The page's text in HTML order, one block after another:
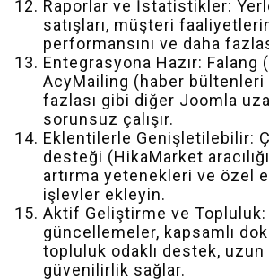
Raporlar ve İstatistikler:
satışları, müşteri
performansını ve daha
Entegrasyona Hazır:
AcyMailing (haber bültenleri
fazlası gibi diğer Joomla
sorunsuz çalışır.
Eklentilerle Genişletilebilir:
desteği (HikaMarket
artırma yetenekleri ve özel
işlevler ekleyin.
Aktif Geliştirme ve Topluluk:
güncellemeler, kapsamlı
topluluk odaklı destek, uzun
güvenilirlik sağlar.